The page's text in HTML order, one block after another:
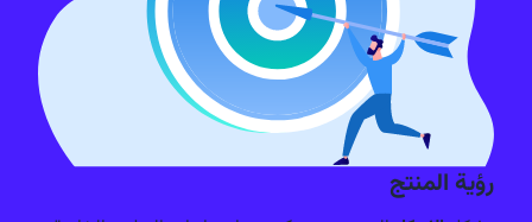
رؤية المنتج